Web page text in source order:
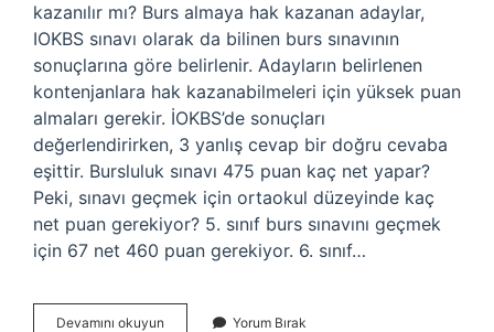
kazanılır mı? Burs almaya hak kazanan adaylar,
IOKBS sınavı olarak da bilinen burs sınavının
sonuçlarına göre belirlenir. Adayların belirlenen
kontenjanlara hak kazanabilmeleri için yüksek puan
almaları gerekir. İOKBS’de sonuçları
değerlendirirken, 3 yanlış cevap bir doğru cevaba
eşittir. Bursluluk sınavı 475 puan kaç net yapar?
Peki, sınavı geçmek için ortaokul düzeyinde kaç
net puan gerekiyor? 5. sınıf burs sınavını geçmek
için 67 net 460 puan gerekiyor. 6. sınıf…
Devamını okuyun Bursluluk
Yorum Bırak